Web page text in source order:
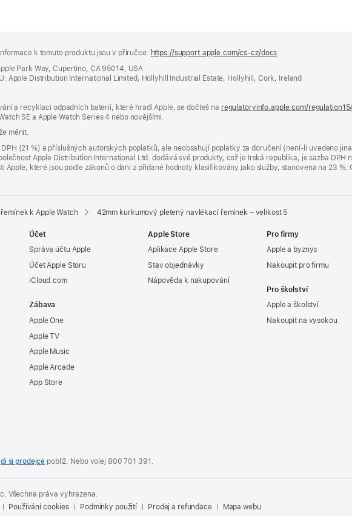
k tomuto produktu jsou v příručce: https://support.apple.com/cs-cz/docs
okně)
Park Way, Cupertino, CA 95014, USA
Apple Distribution International Limited, Hollyhill Industrial Estate, Hollyhill, Cork, Ireland
a recyklaci odpadních baterií, které hradí Apple, se dočteš na regulatoryinfo.apple.com/
SE a Apple Watch Series 4 nebo novějšími.
měnit.
(21 %) a příslušných autorských poplatků, ale neobsahují poplatky za doručení (není-li uvedeno
Apple Distribution International Ltd. dodává své produkty, což je Irská republika, je sazba DPH
Apple, které jsou podle zákonů o dani z přidané hodnoty klasifikovány jako služby, stanovena na 23 %.
k Apple Watch 42mm kurkumový pletený navlékací řemínek – velikost 5
Účet
Správa účtu Apple
Účet Apple Storu
iCloud.com
Zábava
Apple One
Apple TV
Apple Music
Apple Arcade
App Store
Apple Store
Aplikace Apple Store
Stav objednávky
Nápověda k nakupování
Pro firmy
Apple a byznys
Nakoupit pro firmu
Pro školství
Apple a školství
Nakoupit na vysokou
si prodejce poblíž. Nebo volej 800 701 391 .
Všechna práva vyhrazena.
Používání cookies Podmínky použití Prodej a refundace Mapa webu